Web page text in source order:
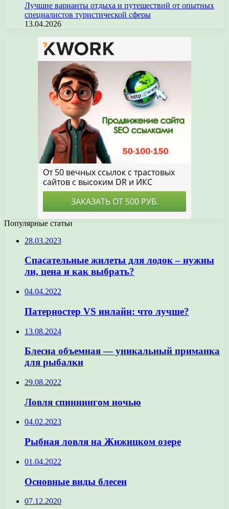
Лучшие варианты отдыха и путешествий от опытных
специалистов туристической сферы
13.04.2026
Популярные статьи
28.03.2023
Спасательные жилеты для лодок – нужны
ли, цена и как выбрать?
04.04.2022
Патерностер VS инлайн: что лучше?
13.08.2024
Блесна объемная — уникальный приманка
для рыбалки
29.08.2022
Ловля спиннингом ночью
04.02.2023
Рыбная ловля на Жижицком озере
01.04.2022
Основные виды блесен
07.12.2020